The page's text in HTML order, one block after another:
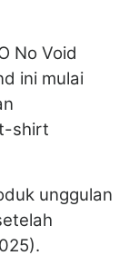
No Void
ini mulai
shirt
unggulan